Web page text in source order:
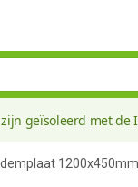
geïsoleerd met de